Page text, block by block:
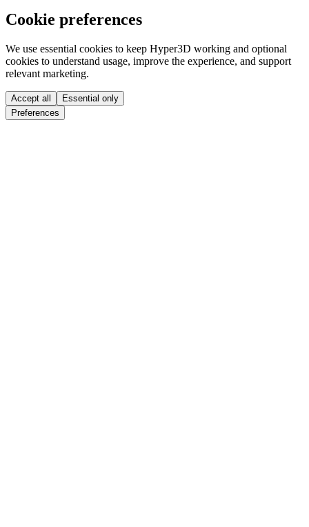
Cookie preferences
We use essential cookies to keep Hyper3D working and optional
cookies to understand usage, improve the experience, and support
relevant marketing.
Accept all
Essential only
Preferences